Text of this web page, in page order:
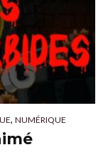
, NUMÉRIQUE